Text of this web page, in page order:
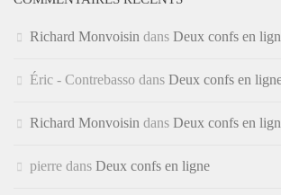
Richard Monvoisin dans Deux confs en
Éric - Contrebasso dans Deux confs en
Richard Monvoisin dans Deux confs en
pierre dans Deux confs en ligne